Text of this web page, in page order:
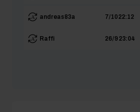
andreas83a 7/10 22:12
Raffi 26/9 23:04